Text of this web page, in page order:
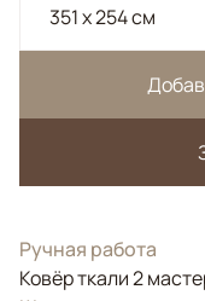
351 x 254 см
Ручная работа
Ковёр ткали 2